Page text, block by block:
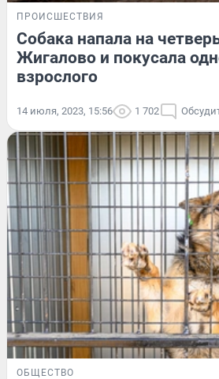
ПРОИСШЕСТВИЯ
Собака напала на
Жигалово и покусала
взрослого
14 июля, 2023, 15:56 1 702
ОБЩЕСТВО